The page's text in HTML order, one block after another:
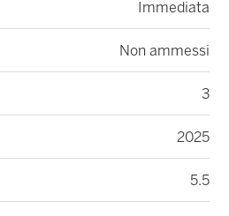
Immediata
Non ammessi
3
2025
5.5